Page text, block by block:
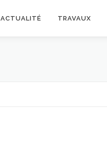
ACTUALITÉ TRAVAUX